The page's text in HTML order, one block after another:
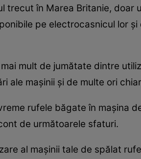
trecut în Marea Britanie, doar
pe electrocasnicul lor
mult de jumătate dintre
ale maşinii şi de multe ori
rufele băgate în maşina
de următoarele sfaturi.
al maşinii tale de spălat